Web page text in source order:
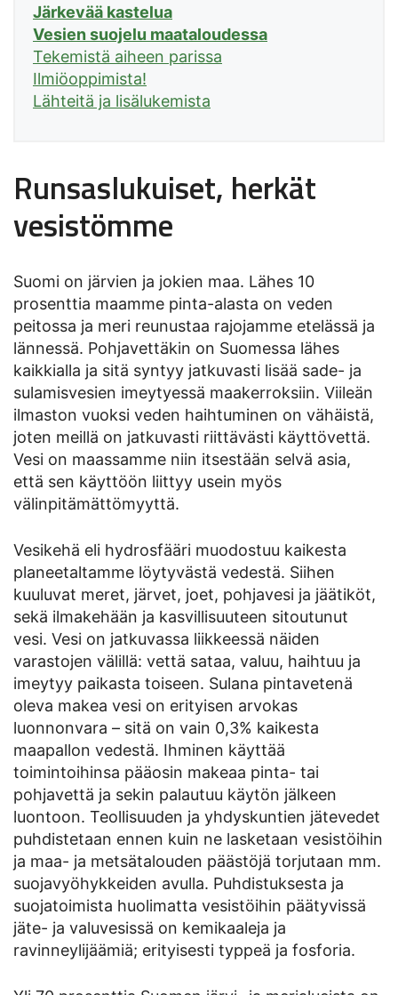
Järkevää kastelua
Vesien suojelu maataloudessa
Tekemistä aiheen parissa
Ilmiöoppimista!
Lähteitä ja lisälukemista
Runsaslukuiset, herkät
vesistömme
Suomi on järvien ja jokien maa. Lähes 10
prosenttia maamme pinta-alasta on veden
peitossa ja meri reunustaa rajojamme etelässä ja
lännessä. Pohjavettäkin on Suomessa lähes
kaikkialla ja sitä syntyy jatkuvasti lisää sade- ja
sulamisvesien imeytyessä maakerroksiin. Viileän
ilmaston vuoksi veden haihtuminen on vähäistä,
joten meillä on jatkuvasti riittävästi käyttövettä.
Vesi on maassamme niin itsestään selvä asia,
että sen käyttöön liittyy usein myös
välinpitämättömyyttä.
Vesikehä eli hydrosfääri muodostuu kaikesta
planeetaltamme löytyvästä vedestä. Siihen
kuuluvat meret, järvet, joet, pohjavesi ja jäätiköt,
sekä ilmakehään ja kasvillisuuteen sitoutunut
vesi. Vesi on jatkuvassa liikkeessä näiden
varastojen välillä: vettä sataa, valuu, haihtuu ja
imeytyy paikasta toiseen. Sulana pintavetenä
oleva makea vesi on erityisen arvokas
luonnonvara – sitä on vain 0,3% kaikesta
maapallon vedestä. Ihminen käyttää
toimintoihinsa pääosin makeaa pinta- tai
pohjavettä ja sekin palautuu käytön jälkeen
luontoon. Teollisuuden ja yhdyskuntien jätevedet
puhdistetaan ennen kuin ne lasketaan vesistöihin
ja maa- ja metsätalouden päästöjä torjutaan mm.
suojavyöhykkeiden avulla. Puhdistuksesta ja
suojatoimista huolimatta vesistöihin päätyvissä
jäte- ja valuvesissä on kemikaaleja ja
ravinneylijäämiä; erityisesti typpeä ja fosforia.